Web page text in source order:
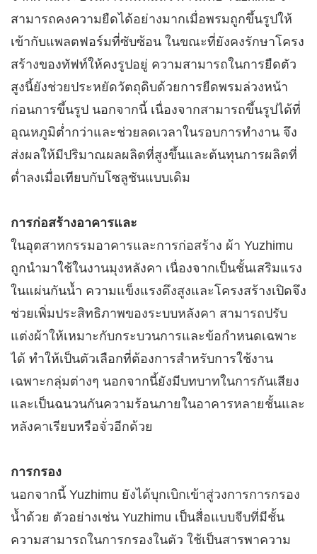
สามารถคงความยืดได้อย่างมากเมื่อพรมถูกขึ้นรูปให้
เข้ากับแพลตฟอร์มที่ซับซ้อน ในขณะที่ยังคงรักษาโครง
สร้างของทัฟท์ให้คงรูปอยู่ ความสามารถในการยืดตัว
สูงนี้ยังช่วยประหยัดวัตถุดิบด้วยการยืดพรมล่วงหน้า
ก่อนการขึ้นรูป นอกจากนี้ เนื่องจากสามารถขึ้นรูปได้ที่
อุณหภูมิต่ำกว่าและช่วยลดเวลาในรอบการทำงาน จึง
ส่งผลให้มีปริมาณผลผลิตที่สูงขึ้นและต้นทุนการผลิตที่
ต่ำลงเมื่อเทียบกับโซลูชันแบบเดิม
การก่อสร้างอาคารและ
ในอุตสาหกรรมอาคารและการก่อสร้าง ผ้า Yuzhimu
ถูกนำมาใช้ในงานมุงหลังคา เนื่องจากเป็นชั้นเสริมแรง
ในแผ่นกันน้ำ ความแข็งแรงดึงสูงและโครงสร้างเปิดจึง
ช่วยเพิ่มประสิทธิภาพของระบบหลังคา สามารถปรับ
แต่งผ้าให้เหมาะกับกระบวนการและข้อกำหนดเฉพาะ
ได้ ทำให้เป็นตัวเลือกที่ต้องการสำหรับการใช้งาน
เฉพาะกลุ่มต่างๆ นอกจากนี้ยังมีบทบาทในการกันเสียง
และเป็นฉนวนกันความร้อนภายในอาคารหลายชั้นและ
หลังคาเรียบหรือจั่วอีกด้วย ​
การกรอง​
นอกจากนี้ Yuzhimu ยังได้บุกเบิกเข้าสู่วงการการกรอง
น้ำด้วย ตัวอย่างเช่น Yuzhimu เป็นสื่อแบบจีบที่มีชั้น
ความสามารถในการกรองในตัว ใช้เป็นสารพาความ